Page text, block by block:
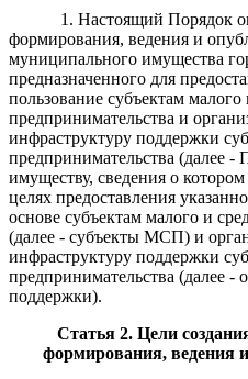
1. Настоящий Порядок
формирования, ведения и
муниципального имущества
предназначенного для
пользование субъектам малого
предпринимательства и
инфраструктуру поддержки
предпринимательства (далее -
имуществу, сведения о
целях предоставления
основе субъектам малого и
(далее - субъекты МСП) и
инфраструктуру поддержки
предпринимательства (далее -
поддержки).
Статья 2. Цели
формирования, ведения